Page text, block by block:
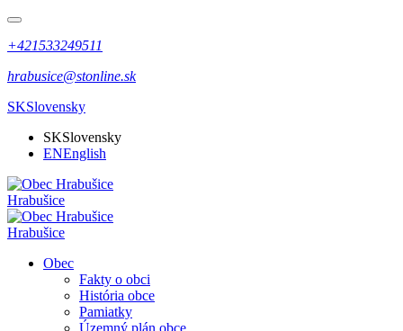
+421533249511
hrabusice@stonline.sk
SKSlovensky
SKSlovensky
ENEnglish
Hrabušice
Hrabušice
Obec
Fakty o obci
História obce
Pamiatky
Územný plán obce